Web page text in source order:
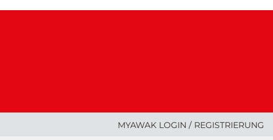
MYAWAK LOGIN / REGISTRIERUNG